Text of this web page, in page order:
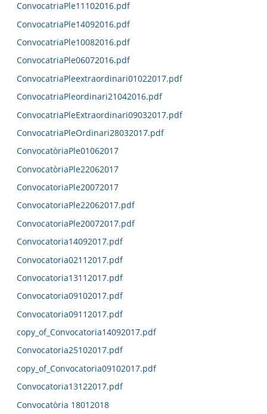
ConvocatriaPle11102016.pdf
ConvocatriaPle14092016.pdf
ConvocatriaPle10082016.pdf
ConvocatriaPle06072016.pdf
ConvocatriaPleextraordinari01022017.pdf
ConvocatriaPleordinari21042016.pdf
ConvocatriaPleExtraordinari09032017.pdf
ConvocatriaPleOrdinari28032017.pdf
ConvocatòriaPle01062017
ConvocatòriaPle22062017
ConvocatoriaPle20072017
ConvocatoriaPle22062017.pdf
ConvocatoriaPle20072017.pdf
Convocatoria14092017.pdf
Convocatoria02112017.pdf
Convocatoria13112017.pdf
Convocatoria09102017.pdf
Convocatoria09112017.pdf
copy_of_Convocatoria14092017.pdf
Convocatoria25102017.pdf
copy_of_Convocatoria09102017.pdf
Convocatoria13122017.pdf
Convocatòria 18012018